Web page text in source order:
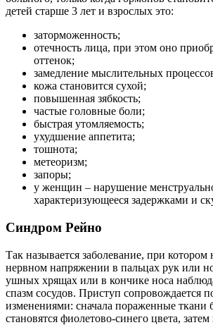
детей старше 3 лет и взрослых это:
заторможенность;
отечность лица, при этом оно
оттенок;
замедление мыслительных
кожа становится сухой;
повышенная зябкость;
частые головные боли;
быстрая утомляемость;
ухудшение аппетита;
тошнота;
метеоризм;
запоры;
у женщин – нарушение
характеризующееся задержками и
Синдром Рейно
Так называется заболевание, при котором
нервном напряжении в пальцах рук или
ушных хрящах или в кончике носа
спазм сосудов. Приступ сопровождается
изменениями: сначала пораженные ткани
становятся фиолетово-синего цвета,